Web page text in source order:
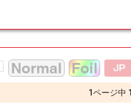
1ページ中 1